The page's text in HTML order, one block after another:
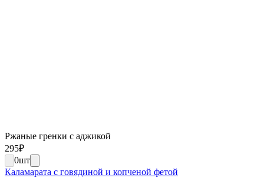
Ржаные гренки с аджикой
295₽
0шт
Каламарата с говядиной и копченой фетой